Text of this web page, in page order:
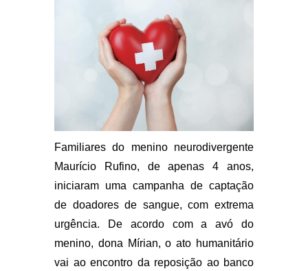
Familiares do menino neurodivergente
Maurício Rufino, de apenas 4 anos,
iniciaram uma campanha de captação
de doadores de sangue, com extrema
urgência. De acordo com a avó do
menino, dona Mírian, o ato humanitário
vai ao encontro da reposição ao banco